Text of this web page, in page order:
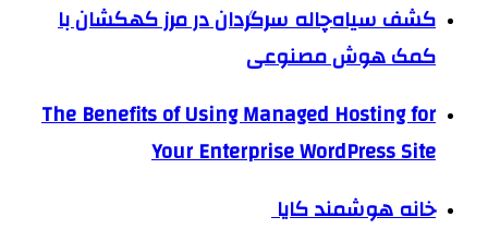
کشف سیاه‌چاله سرگردان در مرز کهکشان با
کمک هوش مصنوعی
The Benefits of Using Managed Hosting for
Your Enterprise WordPress Site
خانه هوشمند کایا